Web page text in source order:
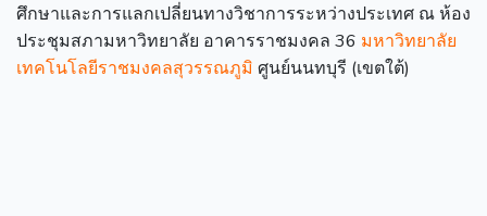
ศึกษาและการแลกเปลี่ยนทางวิชาการระหว่างประเทศ ณ ห้อง
ประชุมสภามหาวิทยาลัย อาคารราชมงคล 36 มหาวิทยาลัย
เทคโนโลยีราชมงคลสุวรรณภูมิ ศูนย์นนทบุรี (เขตใต้)